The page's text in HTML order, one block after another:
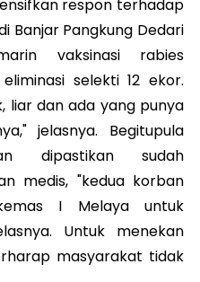
respon terhadap
Banjar Pangkung Dedari
vaksinasi rabies
selekti 12 ekor.
liar dan ada yang punya
jelasnya. Begitupula
dipastikan sudah
medis, "kedua korban
I Melaya untuk
Untuk menekan
masyarakat tidak